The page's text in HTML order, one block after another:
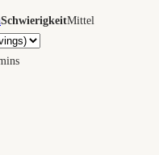
SchwierigkeitMittel